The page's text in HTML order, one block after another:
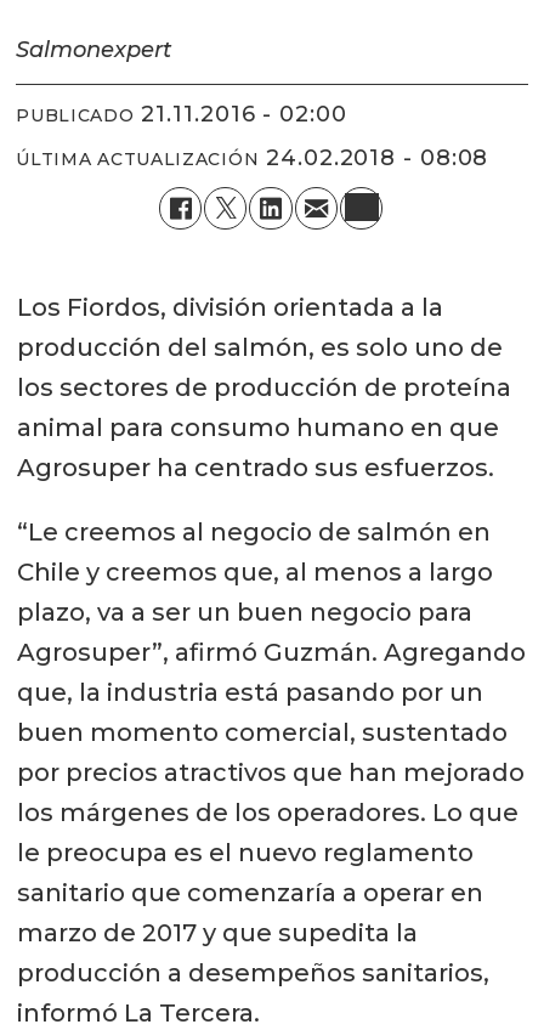
Salmonexpert
PUBLICADO 21.11.2016 - 02:00
ÚLTIMA ACTUALIZACIÓN 24.02.2018 - 08:08
Los Fiordos, división orientada a la
producción del salmón, es solo uno de
los sectores de producción de proteína
animal para consumo humano en que
Agrosuper ha centrado sus esfuerzos.
“Le creemos al negocio de salmón en
Chile y creemos que, al menos a largo
plazo, va a ser un buen negocio para
Agrosuper”, afirmó Guzmán. Agregando
que, la industria está pasando por un
buen momento comercial, sustentado
por precios atractivos que han mejorado
los márgenes de los operadores. Lo que
le preocupa es el nuevo reglamento
sanitario que comenzaría a operar en
marzo de 2017 y que supedita la
producción a desempeños sanitarios,
informó La Tercera.